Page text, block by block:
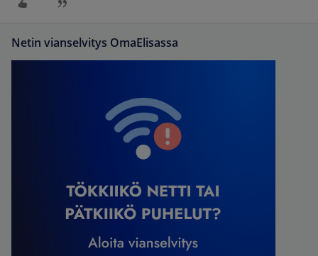
Netin vianselvitys OmaElisassa